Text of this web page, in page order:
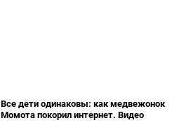
Все дети одинаковы: как медвежонок
Момота покорил интернет. Видео